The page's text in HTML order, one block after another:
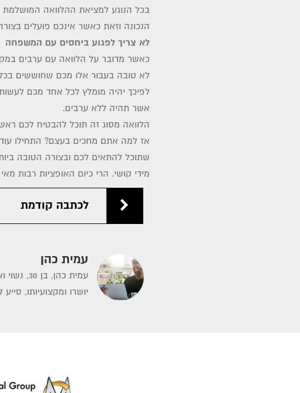
בכל הנוגע למציאת ההלוואה
הנכונה וזאת כאשר אינכם פועלים
לא צריך לפגוע ביחסים עם המשפחה
כאשר מדובר על הלוואה עם ערבים
לא טובה בעבור אלו מכם שחוששים
לפיכך יהיה מומלץ לכל אחד מכם
אשר תהיה ללא ערבים.
הלוואה מסוג זה תוכל להבטיח לכם
אז למה אתם מחכים בעצם? התחילו
שתוכל להתאים לכם ובצורה הטובה
מידי קושי. הרי כיום האופציות רבות
לכתבה קודמת
עמית כהן
עמית
יושרו ומקצועיותו,